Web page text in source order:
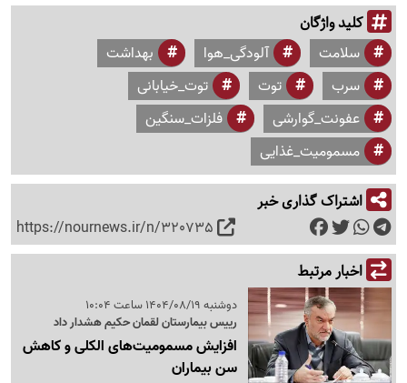
کلید واژگان
سلامت آلودگی_هوا
بهداشت
سرب
توت
توت_خیابانی
عفونت_گوارشی
فلزات_سنگین
مسمومیت_غذایی
اشتراک گذاری خبر
https://nournews.ir/n/320735
اخبار مرتبط
دوشنبه 1404/08/19 ساعت 10:04
رییس بیمارستان لقمان حکیم هشدار داد
افزایش مسمومیت‌های الکلی و کاهش
سن بیماران